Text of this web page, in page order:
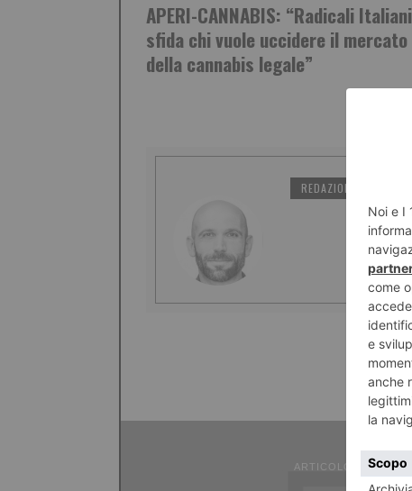
APERI-CANNABIS: “Radicali Italiani
sfida chi vuole uccidere il mercato
della cannabis legale”
REDAZIONE IL
ARTICOLO